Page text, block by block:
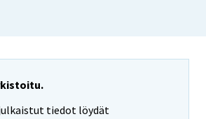
julkaistut tiedot löydät